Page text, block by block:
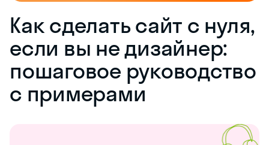
Как сделать сайт с нуля,
если вы не дизайнер:
пошаговое руководство
с примерами